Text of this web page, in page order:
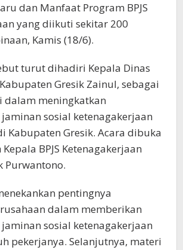
dan Manfaat Program BPJS
yang diikuti sekitar 200
Kamis (18/6).
turut dihadiri Kepala Dinas
Gresik Zainul, sebagai
dalam meningkatkan
sosial ketenagakerjaan
Kabupaten Gresik. Acara dibuka
BPJS Ketenagakerjaan
Purwantono.
pentingnya
dalam memberikan
sosial ketenagakerjaan
pekerjanya. Selanjutnya, materi